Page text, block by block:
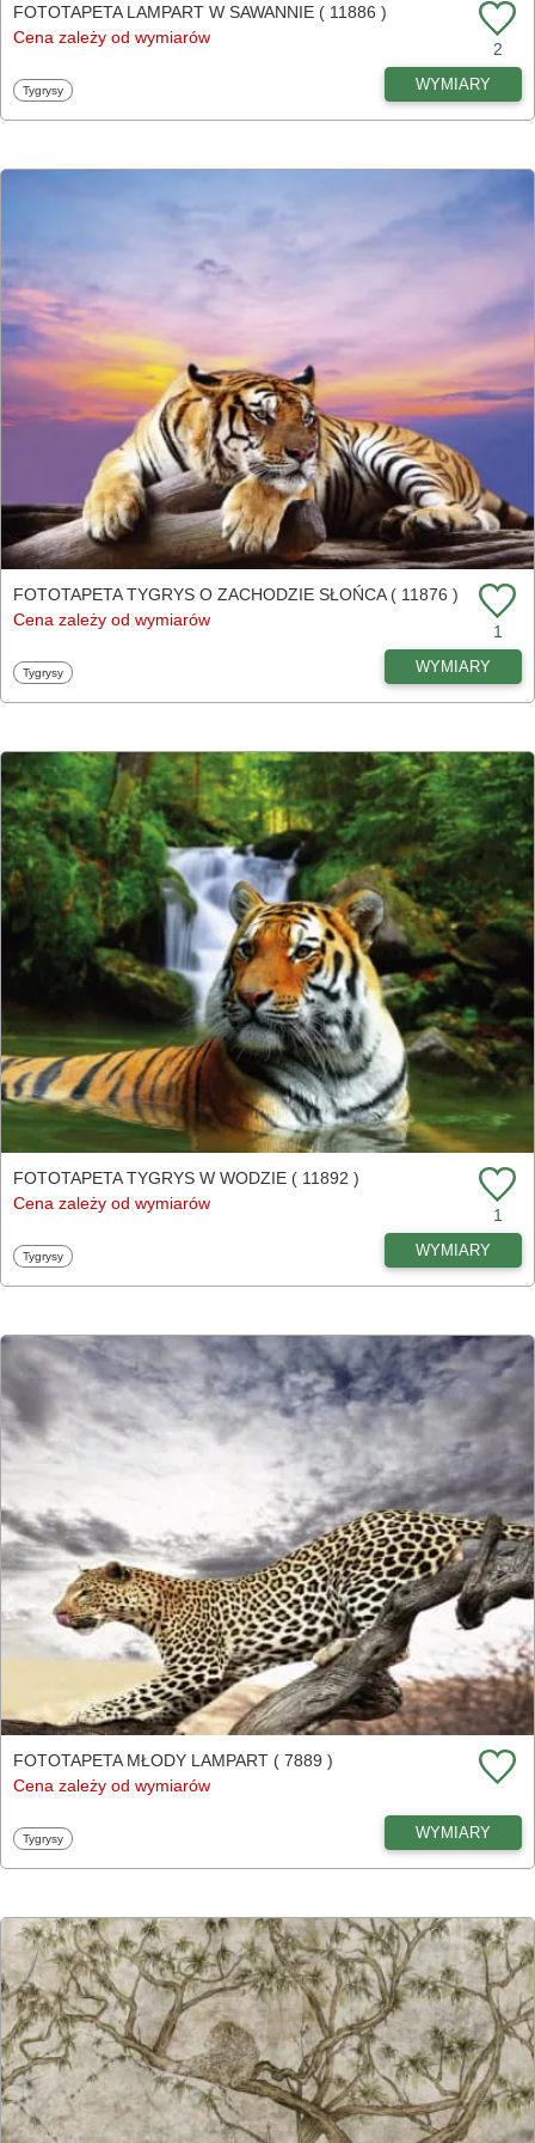
FOTOTAPETA LAMPART W SAWANNIE ( 11886 )
Cena zależy od wymiarów
2
Fototapety
Tygrysy WYMIARY
FOTOTAPETA TYGRYS O ZACHODZIE SŁOŃCA ( 11876 )
Cena zależy od wymiarów
1
Fototapety
Tygrysy WYMIARY
FOTOTAPETA TYGRYS W WODZIE ( 11892 )
Cena zależy od wymiarów
1
Fototapety
Tygrysy WYMIARY
FOTOTAPETA MŁODY LAMPART ( 7889 )
Cena zależy od wymiarów
Fototapety
Tygrysy WYMIARY